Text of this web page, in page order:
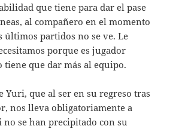
que tiene para dar el pase
al compañero en el momento
últimos partidos no se ve. Le
porque es jugador
que dar más al equipo.
Yuri, que al ser en su regreso tras
nos lleva obligatoriamente a
se han precipitado con su